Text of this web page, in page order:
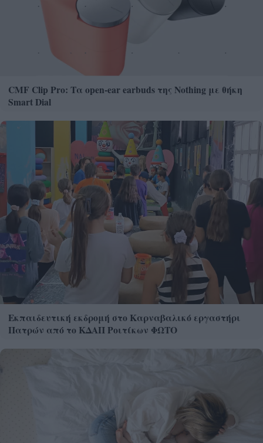
CMF Clip Pro: Τα open-ear earbuds της Nothing με θήκη
Smart Dial
Εκπαιδευτική εκδρομή στο Καρναβαλικό εργαστήρι
Πατρών από το ΚΔΑΠ Ροιτίκων ΦΩΤΟ